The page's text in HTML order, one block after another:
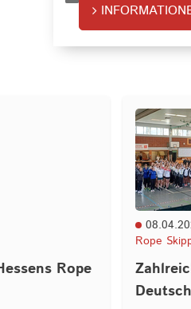
Rope
Rope